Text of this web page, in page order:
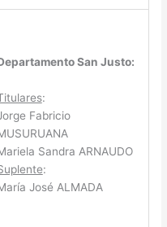
San Justo:
:
Fabricio
Sandra ARNAUDO
:
José ALMADA